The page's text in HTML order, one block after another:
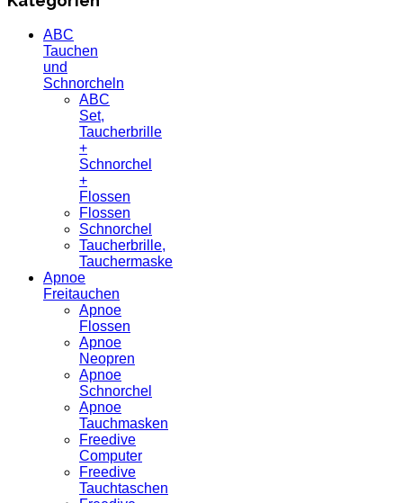
ABC
Tauchen
und
Schnorcheln
ABC
Set,
Taucherbrille
+
Schnorchel
+
Flossen
Flossen
Schnorchel
Taucherbrille,
Tauchermaske
Apnoe
Freitauchen
Apnoe
Flossen
Apnoe
Neopren
Apnoe
Schnorchel
Apnoe
Tauchmasken
Freedive
Computer
Freedive
Tauchtaschen